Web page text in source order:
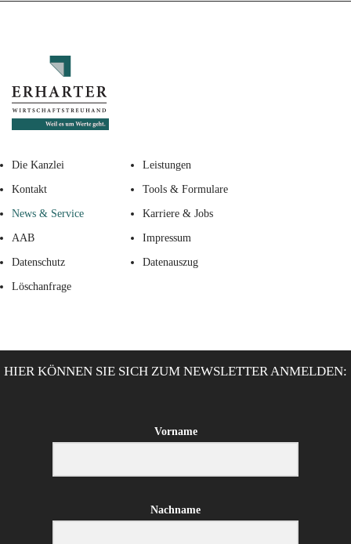
Die Kanzlei Leistungen
Kontakt Tools & Formulare
News & Service Karriere & Jobs
AAB Impressum
Datenschutz Datenauszug
Löschanfrage
HIER KÖNNEN SIE SICH ZUM NEWSLETTER ANMELDEN:
Vorname
Nachname